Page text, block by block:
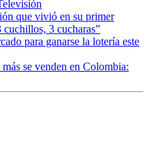
que vivió en su primer
3 cucharas”
para ganarse la lotería este
se venden en Colombia: